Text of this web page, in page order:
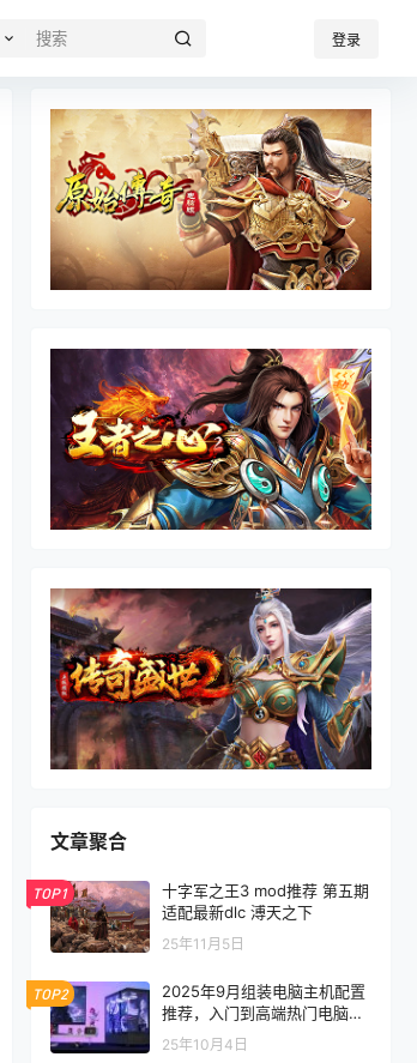
登录
文章聚合
TOP1
十字军之王3 mod推荐 第五期
适配最新dlc 溥天之下
25年11月5日
TOP2
2025年9月组装电脑主机配置
推荐，入门到高端热门电脑配
置方案
25年10月4日